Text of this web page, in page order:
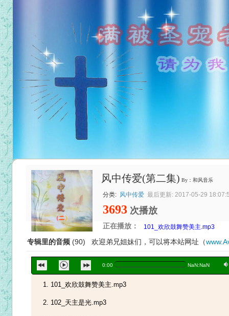
风中传爱(第二集) By：和风音乐
分类: 风中传爱 最后更新: 2017-05-29
3693 次播放
正在播放：
专辑里的音频 (90) 欢迎弟兄姐妹们，可以将本站网址（
0:00 NaN:NaN a
101_欢欣鼓舞赞美主.mp3
101_欢欣鼓舞赞美主.mp3
102_天主是光.mp3